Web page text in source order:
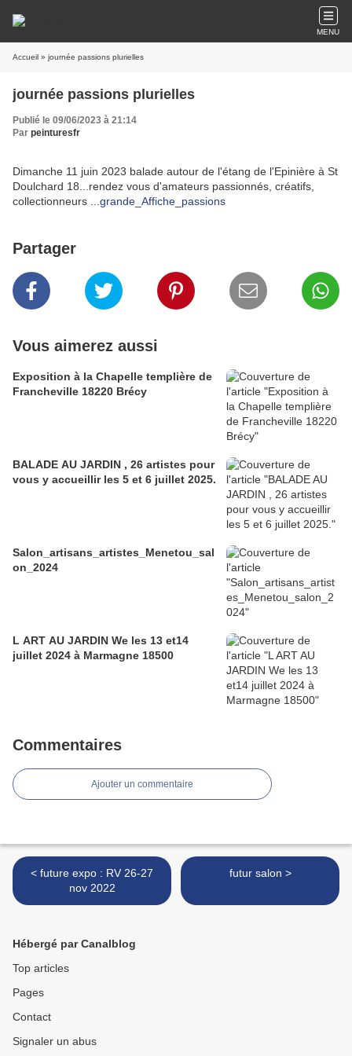
MENU
Accueil » journée passions plurielles
journée passions plurielles
Publié le 09/06/2023 à 21:14
Par peinturesfr
Dimanche 11 juin 2023 balade autour de l'étang de l'Epinière à St
Doulchard 18...rendez vous d'amateurs passionnés, créatifs,
collectionneurs ... grande_Affiche_passions
Partager
Vous aimerez aussi
Exposition à la Chapelle templière de
Francheville 18220 Brécy
BALADE AU JARDIN , 26 artistes pour
vous y accueillir les 5 et 6 juillet 2025.
Salon_artisans_artistes_Menetou_sal
on_2024
L ART AU JARDIN We les 13 et14
juillet 2024 à Marmagne 18500
Commentaires
Ajouter un commentaire
< future expo : RV 26-27
nov 2022
futur salon >
Hébergé par Canalblog
Top articles
Pages
Contact
Signaler un abus